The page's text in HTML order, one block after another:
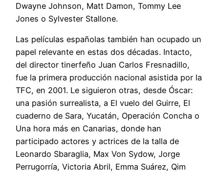
Dwayne Johnson, Matt Damon, Tommy Lee
Jones o Sylvester Stallone.
Las películas españolas también han ocupado un
papel relevante en estas dos décadas. Intacto,
del director tinerfeño Juan Carlos Fresnadillo,
fue la primera producción nacional asistida por la
TFC, en 2001. Le siguieron otras, desde Óscar:
una pasión surrealista, a El vuelo del Guirre, El
cuaderno de Sara, Yucatán, Operación Concha o
Una hora más en Canarias, donde han
participado actores y actrices de la talla de
Leonardo Sbaraglia, Max Von Sydow, Jorge
Perrugorría, Victoria Abril, Emma Suárez, Qim